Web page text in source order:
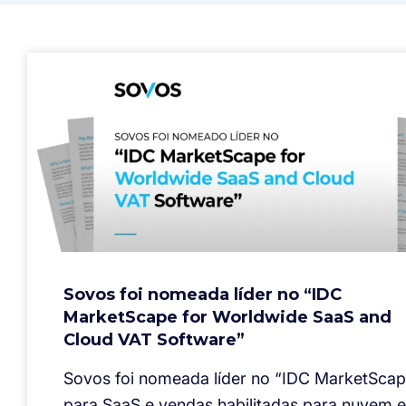
Sovos foi nomeada líder no “IDC
MarketScape for Worldwide SaaS and
Cloud VAT Software”
Sovos foi nomeada líder no “IDC